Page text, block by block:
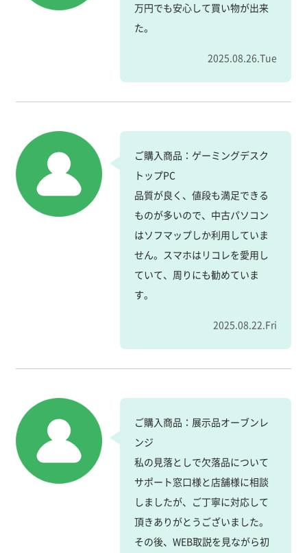
万円でも安心して買い物が出来
た。
2025.08.26.Tue
ご購入商品：ゲーミングデスク
トップPC
品質が良く、値段も満足できる
ものが多いので、中古パソコン
はソフマップしか利用していま
せん。スマホはリコレを愛用し
ていて、周りにも勧めていま
す。
2025.08.22.Fri
ご購入商品：展示品オーブンレ
ンジ
私の見落としで欠落品について
サポート窓口様と店舗様に相談
しましたが、ご丁寧に対応して
頂きありがとうございました。
その後、WEB取説を見ながら初